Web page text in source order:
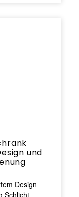
und
Design
Schlicht,